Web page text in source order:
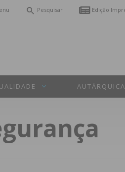
Pesquisar Edição